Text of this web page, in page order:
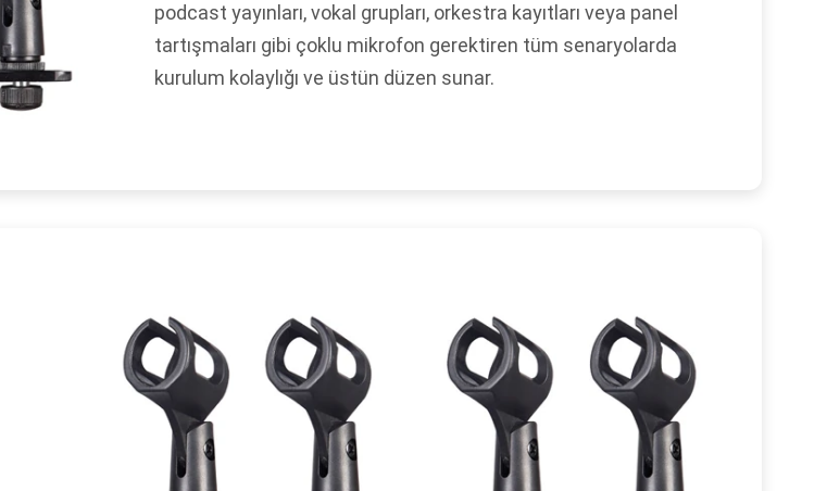
podcast yayınları, vokal grupları, orkestra kayıtları veya panel
tartışmaları gibi çoklu mikrofon gerektiren tüm senaryolarda
kurulum kolaylığı ve üstün düzen sunar.